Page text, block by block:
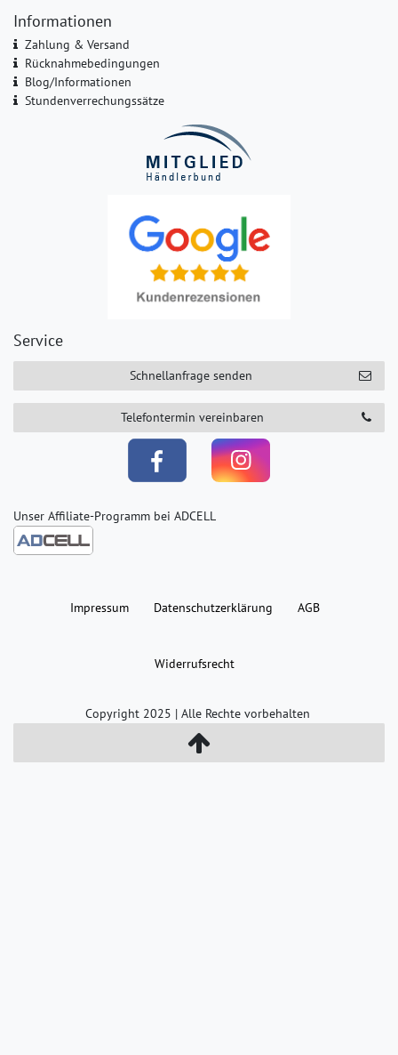
Informationen
Zahlung & Versand
Rücknahmebedingungen
Blog/Informationen
Stundenverrechungssätze
Service
Schnellanfrage senden
Telefontermin vereinbaren
Unser Affiliate-Programm bei ADCELL
Impressum Daten­schutz­erklärung AGB
Widerrufs­recht
Copyright 2025 | Alle Rechte vorbehalten